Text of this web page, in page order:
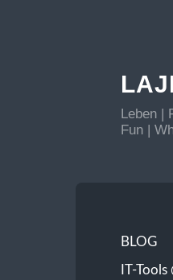
Leben |
Fun |
BLOG
IT-